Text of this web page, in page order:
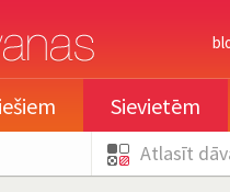
Sievietēm
Atlasīt